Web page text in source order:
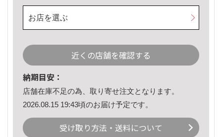
お店を選ぶ
近くの店舗を確認する
納期目安：
店舗在庫不足の為、取り寄せ注文となります。
2026.08.15 19:43頃のお届け予定です。
受け取り方法・送料について